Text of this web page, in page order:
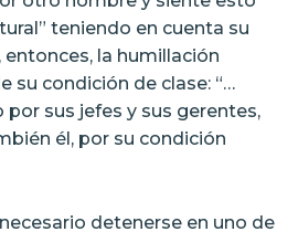
teniendo en cuenta su
entonces, la humillación
su condición de clase: “…
por sus jefes y sus gerentes,
él, por su condición
detenerse en uno de